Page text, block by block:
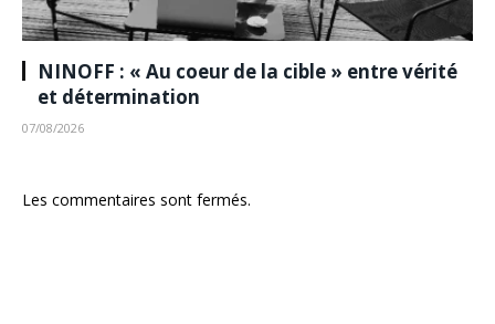
NINOFF : « Au coeur de la cible » entre vérité
et détermination
07/08/2026
Les commentaires sont fermés.